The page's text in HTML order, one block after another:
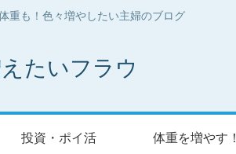
重も！色々増やしたい主婦のブログ
たいフラウ
投資・ポイ活 体重を増やす！